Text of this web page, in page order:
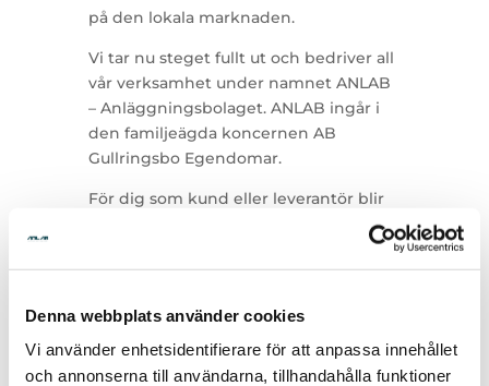
Denna webbplats använder cookies
Vi använder enhetsidentifierare för att anpassa innehållet
och annonserna till användarna, tillhandahålla funktioner
på den lokala marknaden.
Vi tar nu steget fullt ut och bedriver all
vår verksamhet under namnet ANLAB
– Anläggningsbolaget. ANLAB ingår i
den familjeägda koncernen AB
Gullringsbo Egendomar.
För dig som kund eller leverantör blir
men nya projekt kommer att
organisationsnummer. Ni kommer
fortfarande att möta samma
engagerade, kunniga och lyhörda